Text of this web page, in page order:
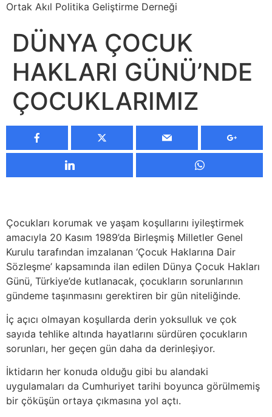
Ortak Akıl Politika Geliştirme Derneği
DÜNYA ÇOCUK
HAKLARI GÜNÜ’NDE
ÇOCUKLARIMIZ
Çocukları korumak ve yaşam koşullarını iyileştirmek
amacıyla 20 Kasım 1989’da Birleşmiş Milletler Genel
Kurulu tarafından imzalanan ‘Çocuk Haklarına Dair
Sözleşme’ kapsamında ilan edilen Dünya Çocuk Hakları
Günü, Türkiye’de kutlanacak, çocukların sorunlarının
gündeme taşınmasını gerektiren bir gün niteliğinde.
İç açıcı olmayan koşullarda derin yoksulluk ve çok
sayıda tehlike altında hayatlarını sürdüren çocukların
sorunları, her geçen gün daha da derinleşiyor.
İktidarın her konuda olduğu gibi bu alandaki
uygulamaları da Cumhuriyet tarihi boyunca görülmemiş
bir çöküşün ortaya çıkmasına yol açtı.